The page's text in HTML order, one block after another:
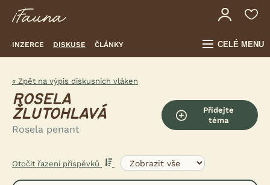
INZERCE DISKUSE ČLÁNKY CELÉ MENU
« Zpět na výpis diskusních vláken
ROSELA
ŽLUTOHLAVÁ
Rosela penant
Přidejte
téma
Otočit řazení příspěvků